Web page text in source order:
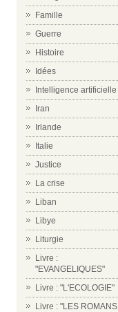
Famille
Guerre
Histoire
Idées
Intelligence artificielle
Iran
Irlande
Italie
Justice
La crise
Liban
Libye
Liturgie
Livre :
"EVANGELIQUES"
Livre : "L'ECOLOGIE"
Livre : "LES ROMANS